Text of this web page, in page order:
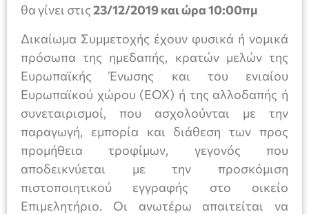
θα γίνει στις23/12/2019 και ώρα 10:00πμ
Δικαίωμα Συμμετοχής έχουν φυσικά ή νομικά
πρόσωπα της ημεδαπής, κρατών μελών της
Ευρωπαϊκής Ένωσης και του ενιαίου
Ευρωπαϊκού χώρου (EOX) ή της αλλοδαπής ή
συνεταιρισμοί, που ασχολούνται με την
παραγωγή, εμπορία και διάθεση των προς
προμήθεια τροφίμων, γεγονός που
αποδεικνύεται με την προσκόμιση
πιστοποιητικού εγγραφής στο οικείο
Επιμελητήριο. Οι ανωτέρω απαιτείται να